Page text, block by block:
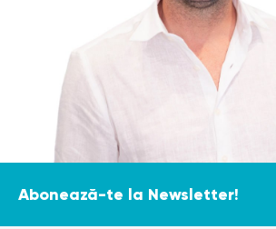
Abonează-te la Newsletter!